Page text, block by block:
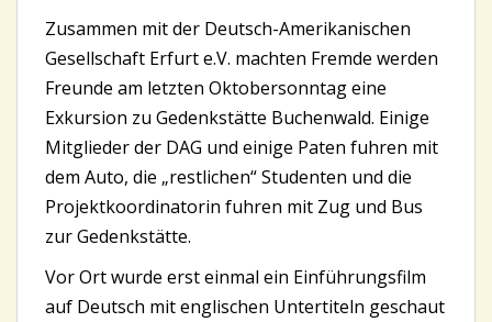
Zusammen mit der Deutsch-Amerikanischen
Gesellschaft Erfurt e.V. machten Fremde werden
Freunde am letzten Oktobersonntag eine
Exkursion zu Gedenkstätte Buchenwald. Einige
Mitglieder der DAG und einige Paten fuhren mit
dem Auto, die „restlichen“ Studenten und die
Projektkoordinatorin fuhren mit Zug und Bus
zur Gedenkstätte.
Vor Ort wurde erst einmal ein Einführungsfilm
auf Deutsch mit englischen Untertiteln geschaut